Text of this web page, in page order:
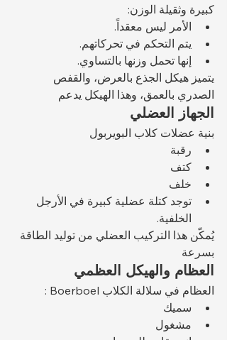
كبيرة وثقيلة الوزن:
الأمر ليس معقداً.
يتم التحكم في تحركاتهم.
إنها تحمل وزنها بالتساوي.
يتميز هيكل الجذع بالعرض، والقفص
الصدري بالعمق، وهذا الهيكل يدعم
الجهاز العضلي
بنية عضلات كلاب البويربول
رقبة
كتف
خلف
توجد كتلة عضلية كبيرة في الأرجل
الخلفية.
يُمكّن هذا التركيب العضلي من توليد الطاقة
بسرعة
العظام والهيكل العظمي
العظام في سلالة الكلاب Boerboel :
سميك
مشغول